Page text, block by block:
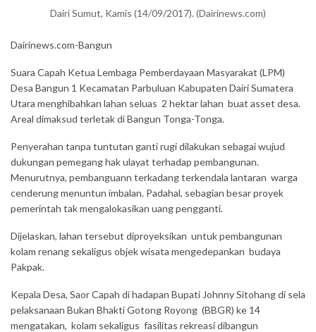
Dairi Sumut, Kamis (14/09/2017). (Dairinews.com)
Dairinews.com-Bangun
Suara Capah Ketua Lembaga Pemberdayaan Masyarakat (LPM)
Desa Bangun 1 Kecamatan Parbuluan Kabupaten Dairi Sumatera
Utara menghibahkan lahan seluas 2 hektar lahan buat asset desa.
Areal dimaksud terletak di Bangun Tonga-Tonga.
Penyerahan tanpa tuntutan ganti rugi dilakukan sebagai wujud
dukungan pemegang hak ulayat terhadap pembangunan.
Menurutnya, pembanguann terkadang terkendala lantaran warga
cenderung menuntun imbalan. Padahal, sebagian besar proyek
pemerintah tak mengalokasikan uang pengganti.
Dijelaskan, lahan tersebut diproyeksikan untuk pembangunan
kolam renang sekaligus objek wisata mengedepankan budaya
Pakpak.
Kepala Desa, Saor Capah di hadapan Bupati Johnny Sitohang di sela
pelaksanaan Bukan Bhakti Gotong Royong (BBGR) ke 14
mengatakan, kolam sekaligus fasilitas rekreasi dibangun